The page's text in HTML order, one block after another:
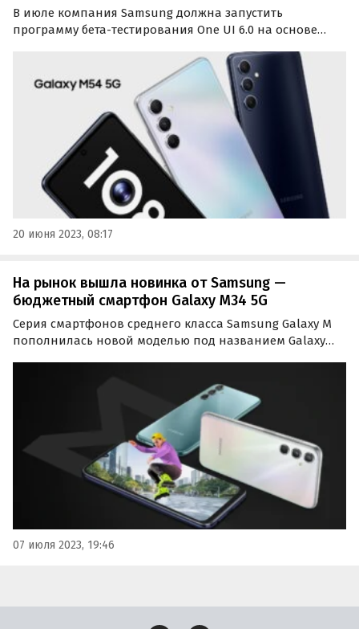
В июле компания Samsung должна запустить
программу бета-тестирования One UI 6.0 на основе
право на обновление до новой версии ОС, рассказали
авторы портала SamMobile.
20 июня 2023, 08:17
На рынок вышла новинка от Samsung —
бюджетный смартфон Galaxy M34 5G
Серия смартфонов среднего класса Samsung Galaxy M
пополнилась новой моделью под названием Galaxy
07 июля 2023, 19:46